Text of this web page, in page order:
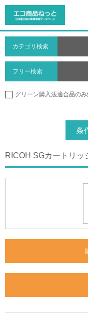
カテゴリ検索
フリー検索
グリーン購入法適合品の
条
RICOH SGカートリッ